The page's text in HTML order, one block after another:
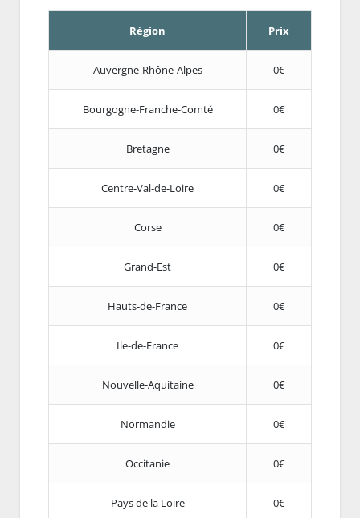
Région Prix
Auvergne-Rhône-Alpes 0€
Bourgogne-Franche-Comté 0€
Bretagne 0€
Centre-Val-de-Loire 0€
Corse 0€
Grand-Est 0€
Hauts-de-France 0€
Ile-de-France 0€
Nouvelle-Aquitaine 0€
Normandie 0€
Occitanie 0€
Pays de la Loire 0€